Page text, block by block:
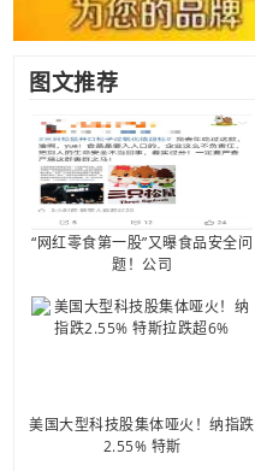
图文推荐
“网红零食第一股”又曝食品安全问
题！公司
美国大型科技股集体哑火！纳指跌
2.55% 特斯